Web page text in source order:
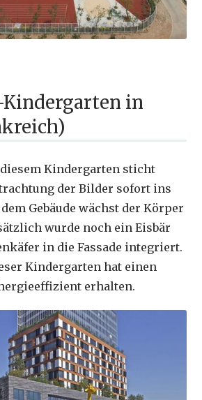
Kindergarten in
Kindergarten sticht
der Bilder sofort ins
Gebäude wächst der Körper
wurde noch ein Eisbär
in die Fassade integriert.
Kindergarten hat einen
erhalten.